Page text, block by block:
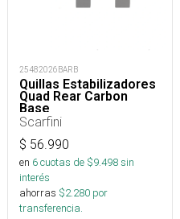
25482026BARB
Quillas Estabilizadores
Quad Rear Carbon
Base
Scarfini
$ 56.990
en 6cuotas de $9.498sin
interés
ahorras $2.280 por
transferencia.